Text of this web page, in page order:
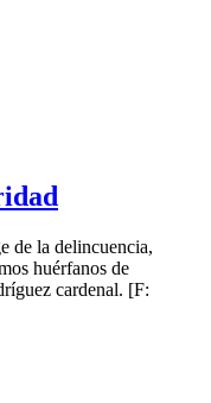
de la delincuencia,
huérfanos de
cardenal. [F: